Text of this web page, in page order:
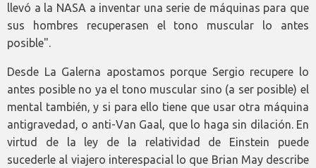
llevó a la NASA a inventar una serie de máquinas para que
sus hombres recuperasen el tono muscular lo antes
posible".
Desde La Galerna apostamos porque Sergio recupere lo
antes posible no ya el tono muscular sino (a ser posible) el
mental también, y si para ello tiene que usar otra máquina
antigravedad, o anti-Van Gaal, que lo haga sin dilación. En
virtud de la ley de la relatividad de Einstein puede
sucederle al viajero interespacial lo que Brian May describe